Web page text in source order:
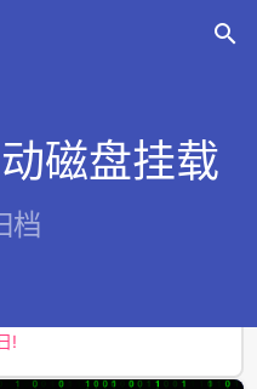

磁盘挂载
档
!
!